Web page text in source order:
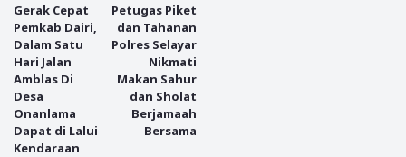
Gerak Cepat
Pemkab Dairi,
Dalam Satu
Hari Jalan
Amblas Di
Desa
Onanlama
Dapat di Lalui
Kendaraan
Petugas Piket
dan Tahanan
Polres Selayar
Nikmati
Makan Sahur
dan Sholat
Berjamaah
Bersama